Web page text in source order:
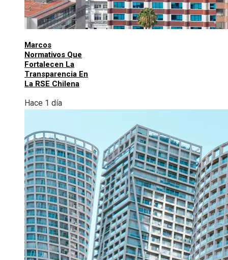
Marcos
Normativos Que
Fortalecen La
Transparencia En
La RSE Chilena
Hace 1 día